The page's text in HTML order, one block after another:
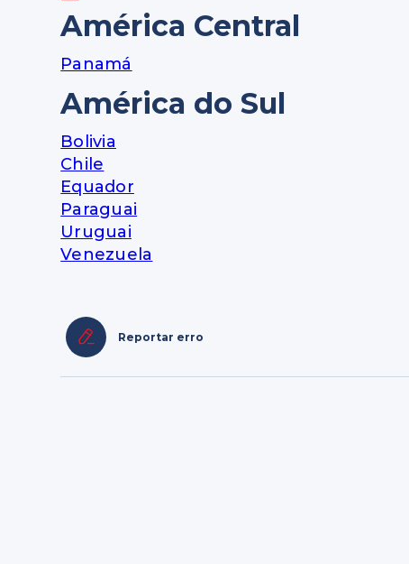
América Central
Panamá
América do Sul
Bolivia
Chile
Equador
Paraguai
Uruguai
Venezuela
Reportar erro